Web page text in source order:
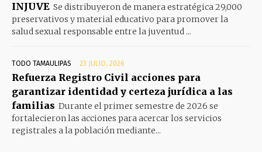
INJUVE Se distribuyeron de manera estratégica 29,000
preservativos y material educativo para promover la
salud sexual responsable entre la juventud ...
TODO TAMAULIPAS 23 JULIO, 2026
Refuerza Registro Civil acciones para
garantizar identidad y certeza jurídica a las
familias Durante el primer semestre de 2026 se
fortalecieron las acciones para acercar los servicios
registrales a la población mediante...